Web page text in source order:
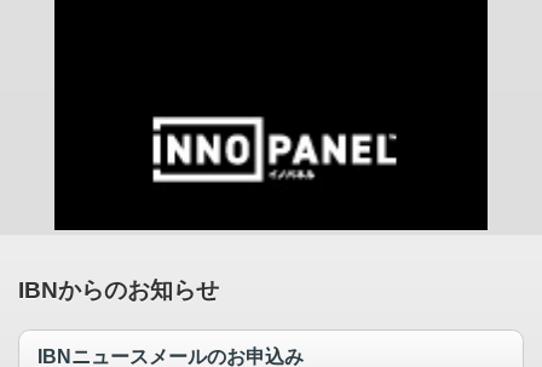
IBNからのお知らせ
IBNニュースメールのお申込み